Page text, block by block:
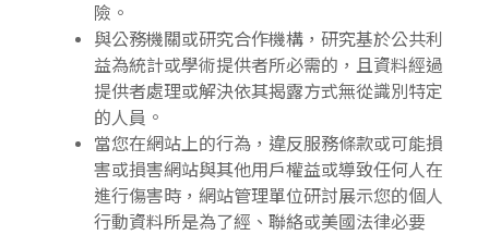
險。
與公務機關或研究合作機構，研究基於公共利
益為統計或學術提供者所必需的，且資料經過
提供者處理或解決依其揭露方式無從識別特定
的人員。
當您在網站上的行為，違反服務條款或可能損
害或損害網站與其他用戶權益或導致任何人在
進行傷害時，網站管理單位研討展示您的個人
行動資料所是為了經、聯絡或美國法律必要